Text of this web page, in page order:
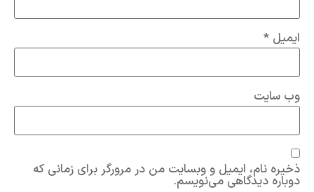
ایمیل *
وب‌ سایت
ذخیره نام، ایمیل و وبسایت من در مرورگر برای زمانی که
دوباره دیدگاهی می‌نویسم.